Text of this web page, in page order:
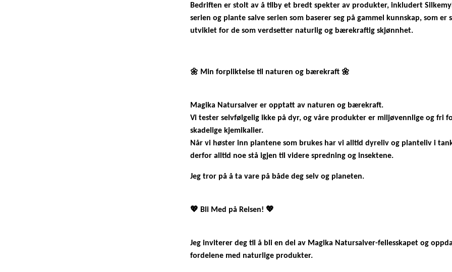
Bedriften er stolt av å tilby et bredt spekter av produkter, inkludert
serien og plante salve serien som baserer seg på gammel kunnskap, som er
utviklet for de som verdsetter naturlig og bærekraftig skjønnhet.
🌼 Min forpliktelse til naturen og bærekraft 🌼
Magika Natursalver er opptatt av naturen og bærekraft.
Vi tester selvfølgelig ikke på dyr, og våre produkter er miljøvennlige og fri
skadelige kjemikalier.
Når vi høster inn plantene som brukes har vi alltid dyreliv og planteliv i
derfor alltid noe stå igjen til videre spredning og insektene.
Jeg tror på å ta vare på både deg selv og planeten.
💖 Bli Med på Reisen! 💖
Jeg inviterer deg til å bli en del av Magika Natursalver-fellesskapet og
fordelene med naturlige produkter.